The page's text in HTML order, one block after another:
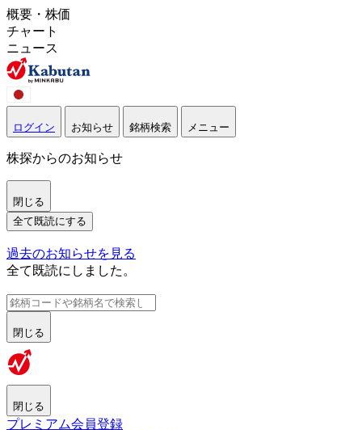
概要・株価
チャート
ニュース
ログイン お知らせ 銘柄検索 メニュー
株探からのお知らせ
閉じる
全て既読にする
過去のお知らせを見る
全て既読にしました。
閉じる
閉じる
プレミアム会員登録